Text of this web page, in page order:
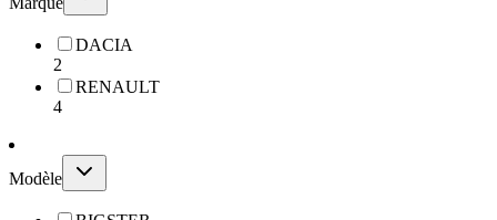
DACIA
2
RENAULT
4
Modèle